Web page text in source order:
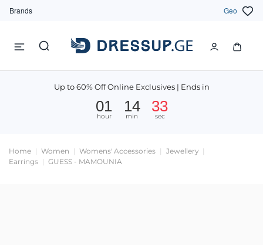
Brands Geo
Up to 60% Off Online Exclusives | Ends in
01
hour
14
min
33
sec
Home Women Womens' Accessories
Jewellery
Earrings
GUESS - MAMOUNIA